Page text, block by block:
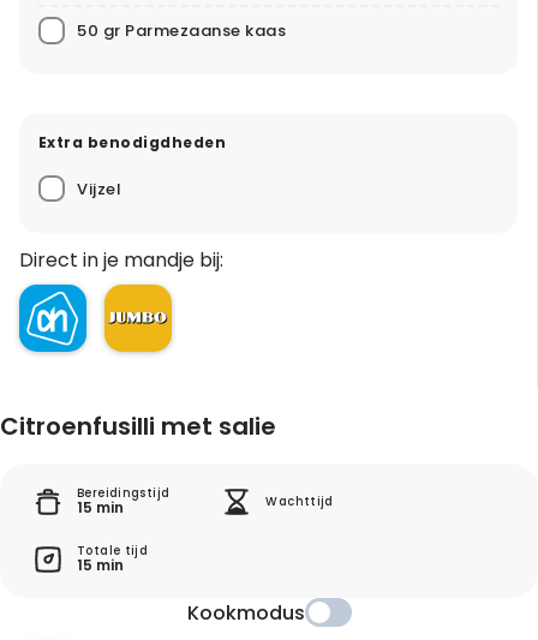
50 gr Parmezaanse kaas
Extra benodigdheden
Vijzel
Direct in je mandje bij:
Citroenfusilli met salie
Bereidingstijd
15 min Wachttijd
Totale tijd
15 min
Kookmodus